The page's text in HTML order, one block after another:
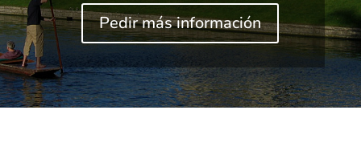
Pedir más información